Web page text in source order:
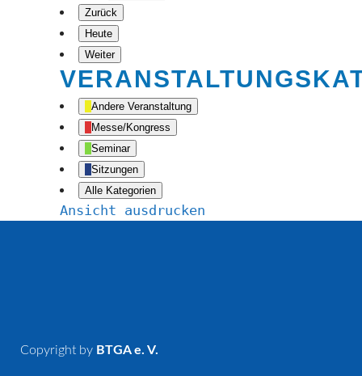
Zurück
Heute
Weiter
Andere Veranstaltung
Messe/Kongress
Seminar
Sitzungen
Alle Kategorien
Ansicht ausdrucken
Copyright by BTGA e. V.